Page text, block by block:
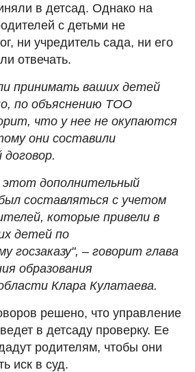
в детсад. Однако на
с детьми не
ни учредитель сада, ни его
отвечать.
принимать ваших детей
по объяснению ТОО
что у нее не окупаются
они составили
дополнительный
составляться с учетом
которые привели в
детей по
госзаказу", – говорит глава
образования
Клара Кулатаева.
решено, что управление
в детсаду проверку. Ее
родителям, чтобы они
иск в суд.